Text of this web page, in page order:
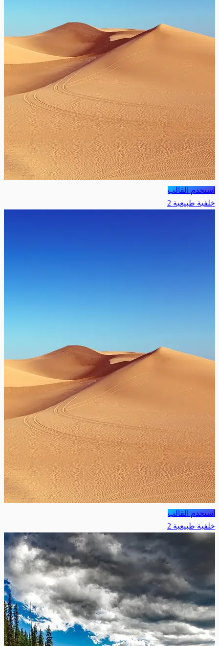
استخدم القالب
خلفية طبيعية 2
استخدم القالب
خلفية طبيعية 2